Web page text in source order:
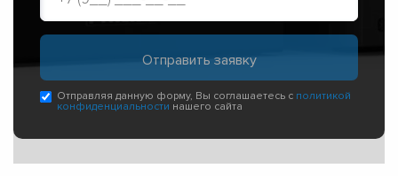
Отправляя данную форму, Вы соглашаетесь с политикой
конфиденциальности нашего сайта